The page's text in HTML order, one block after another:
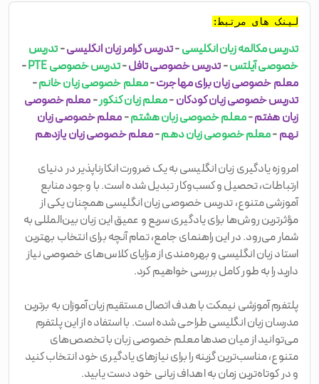
لینک های مرتبط:
تدریس مکالمه زبان انگلیسی-تدریس گرامر زبان انگلیسی-تدریس
خصوصی آیلتس-تدریس خصوصی تافل-تدریس خصوصی PTE
-
معلم خصوصی زبان برای مهاجرت-معلم خصوصی زبان خانم-
تدریس خصوصی زبان کودکان-معلم زبان کنکور-معلم خصوصی
زبان هفتم-معلم خصوصی زبان هشتم-معلم خصوصی زبان
نهم-معلم خصوصی زبان دهم-معلم خصوصی زبان یازدهم
امروزه یادگیری زبان انگلیسی به یک ضرورت انکارناپذیر در دنیای
ارتباطات، تحصیل و کسب‌وکار تبدیل شده است. با وجود منابع
آموزشی متنوع، تدریس خصوصی زبان انگلیسی همچنان یکی از
مؤثرترین روش‌ها برای یادگیری سریع و عمیق این زبان بین‌المللی به
شمار می‌رود. در این راهنمای جامع، تمام آنچه برای انتخاب بهترین
استاد زبان انگلیسی و بهره‌مندی از مزایای کلاس‌های خصوصی نیاز
دارید را به طور کامل بررسی خواهیم کرد.
پلتفرم آموزشی نیمکت با هدف اتصال مستقیم زبان‌آموزان به برترین
مدرسان زبان انگلیسی طراحی شده است. با استفاده از این پلتفرم
می‌توانید از میان صدها معلم خصوصی زبان با تخصص‌های
متنوع، مناسب‌ترین گزینه را برای نیازهای یادگیری خود انتخاب کنید
و در کوتاه‌ترین زمان به اهداف زبانی خود دست یابید.